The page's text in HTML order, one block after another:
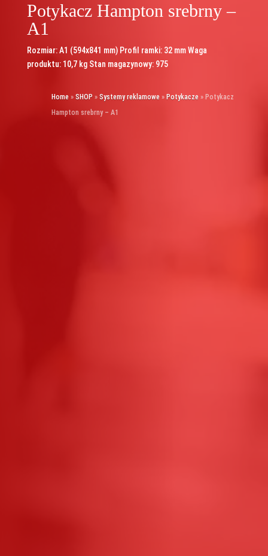
Potykacz Hampton srebrny –
A1
Rozmiar: A1 (594x841 mm) Profil ramki: 32 mm Waga
produktu: 10,7 kg Stan magazynowy: 975
Home » SHOP » Systemy reklamowe » Potykacze »Potykacz
Hampton srebrny – A1